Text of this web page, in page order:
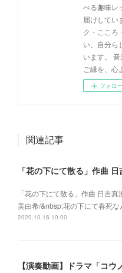
べる趣味レ
届けしてい
ク・こころ
い、自分ら
います。
ご縁を、心
フォロー
関連記事
「花の下にて散る」作曲 日吉真
美由希/&nbsp;花の下にて春死な
2020.10.16 10:00